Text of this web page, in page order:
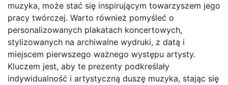
muzyka, może stać się inspirującym towarzyszem jego
pracy twórczej. Warto również pomyśleć o
personalizowanych plakatach koncertowych,
stylizowanych na archiwalne wydruki, z datą i
miejscem pierwszego ważnego występu artysty.
Kluczem jest, aby te prezenty podkreślały
indywidualność i artystyczną duszę muzyka, stając się